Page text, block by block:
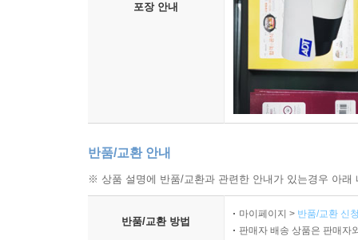
포장 안내
반품/교환 안내
※ 상품 설명에 반품/교환과 관련한 안내가 있는경우 아
반품/교환 방법
마이페이지 > 반품/교환 신
판매자 배송 상품은 판매자